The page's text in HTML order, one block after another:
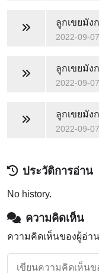
ลูกเขยมัง
2022-09-
ลูกเขยมัง
2022-09-
ลูกเขยมัง
2022-09-
ประวัติการอ่าน
No history.
ความคิดเห็น
ความคิดเห็นของผู้อ่า